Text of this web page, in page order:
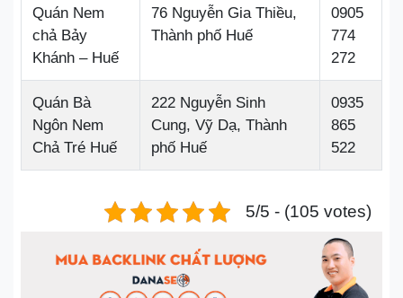
Quán Nem
chả Bảy
Khánh – Huế
76 Nguyễn Gia Thiều,
Thành phố Huế
0905
774
272
Quán Bà
Ngôn Nem
Chả Tré Huế
222 Nguyễn Sinh
Cung, Vỹ Dạ, Thành
phố Huế
0935
865
522
5/5 - (105 votes)